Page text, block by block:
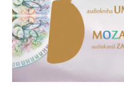
KONZULTACE
OBCHOD
Ceník poštovného a balného